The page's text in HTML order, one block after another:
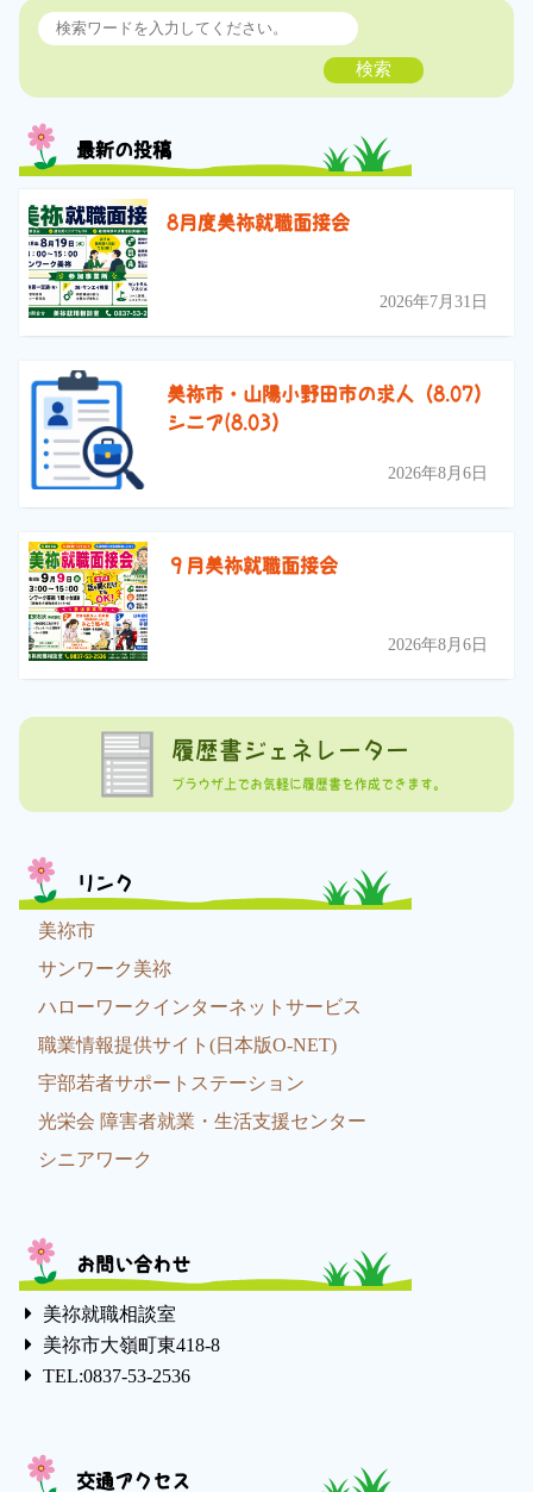
検索
最新の投稿
8月度美祢就職面接会
2026年7月31日
美祢市・山陽小野田市の求人（8.07）
シニア(8.03）
2026年8月6日
９月美祢就職面接会
2026年8月6日
履歴書ジェネレーター
ブラウザ上でお気軽に履歴書を作成できます。
リンク
美祢市
サンワーク美祢
ハローワークインターネットサービス
職業情報提供サイト(日本版O-NET)
宇部若者サポートステーション
光栄会 障害者就業・生活支援センター
シニアワーク
お問い合わせ
美祢就職相談室
美祢市大嶺町東418-8
TEL:0837-53-2536
交通アクセス